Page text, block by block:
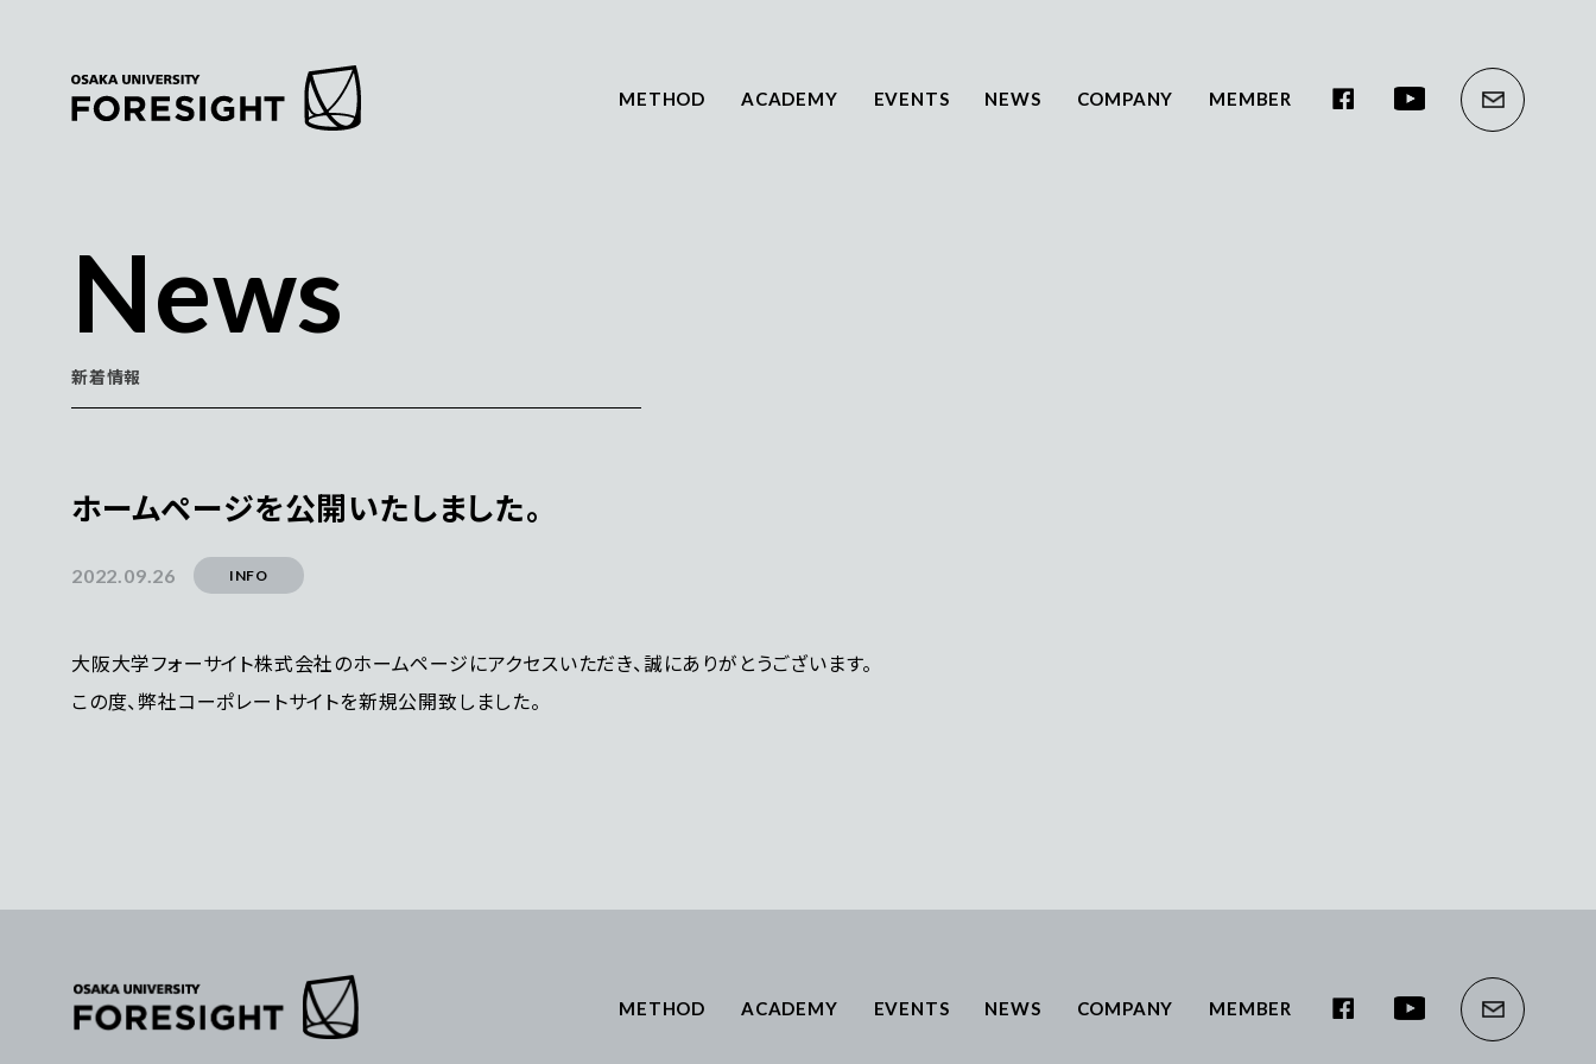
METHOD ACADEMY EVENTS NEWS COMPANY MEMBER
News
新着情報
ホームページを公開いたしました。
2022.09.26 INFO
大阪大学フォーサイト株式会社のホームページにアクセスいただき、誠にありがとうございます。
この度、弊社コーポレートサイトを新規公開致しました。
METHOD ACADEMY EVENTS NEWS COMPANY MEMBER